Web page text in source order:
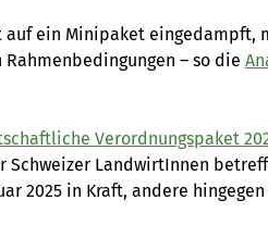
auf ein Minipaket eingedampft,
– so die
Verordnungspaket
Schweizer LandwirtInnen
2025 in Kraft, andere